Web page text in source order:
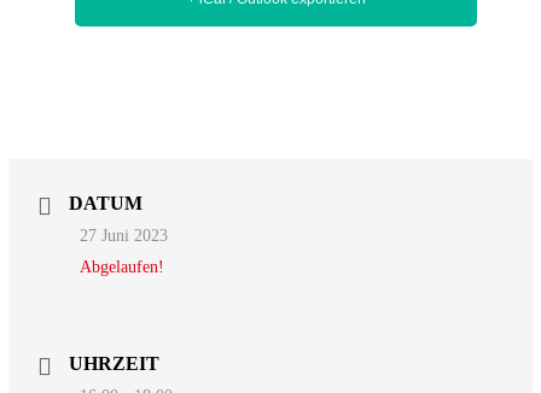
DATUM
27 Juni 2023
Abgelaufen!
UHRZEIT